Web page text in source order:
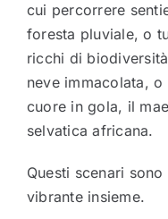
cui percorrere
foresta pluviale, o
ricchi di
neve immacolata,
cuore in gola, il
selvatica africana.
Questi scenari
vibrante insieme.